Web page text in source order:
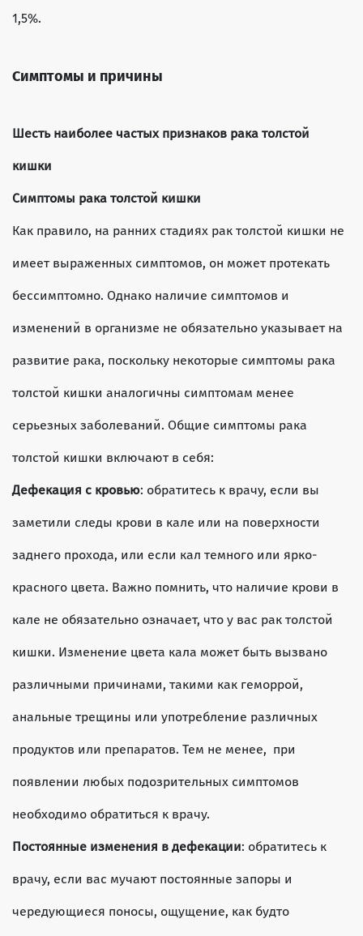
1,5%.
Симптомы и причины
Шесть наиболее частых признаков рака толстой
кишки
Симптомы рака толстой кишки
Как правило, на ранних стадиях рак толстой кишки не
имеет выраженных симптомов, он может протекать
бессимптомно. Однако наличие симптомов и
изменений в организме не обязательно указывает на
развитие рака, поскольку некоторые симптомы рака
толстой кишки аналогичны симптомам менее
серьезных заболеваний. Общие симптомы рака
толстой кишки включают в себя:
Дефекация с кровью: обратитесь к врачу, если вы
заметили следы крови в кале или на поверхности
заднего прохода, или если кал темного или ярко-
красного цвета. Важно помнить, что наличие крови в
кале не обязательно означает, что у вас рак толстой
кишки. Изменение цвета кала может быть вызвано
различными причинами, такими как геморрой,
анальные трещины или употребление различных
продуктов или препаратов. Тем не менее, при
появлении любых подозрительных симптомов
необходимо обратиться к врачу.
Постоянные изменения в дефекации: обратитесь к
врачу, если вас мучают постоянные запоры и
чередующиеся поносы, ощущение, как будто